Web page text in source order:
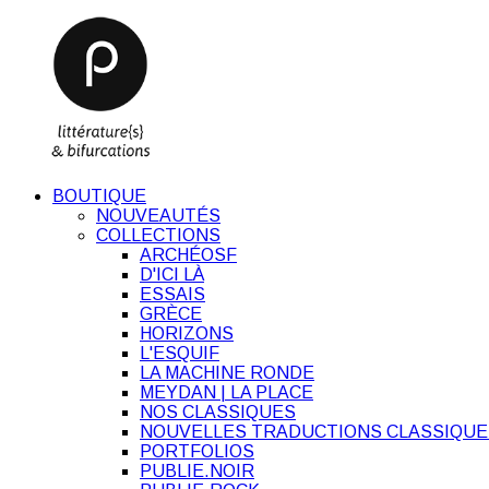
BOUTIQUE
NOUVEAUTÉS
COLLECTIONS
ARCHÉOSF
D'ICI LÀ
ESSAIS
GRÈCE
HORIZONS
L'ESQUIF
LA MACHINE RONDE
MEYDAN | LA PLACE
NOS CLASSIQUES
NOUVELLES TRADUCTIONS
PORTFOLIOS
PUBLIE.NOIR